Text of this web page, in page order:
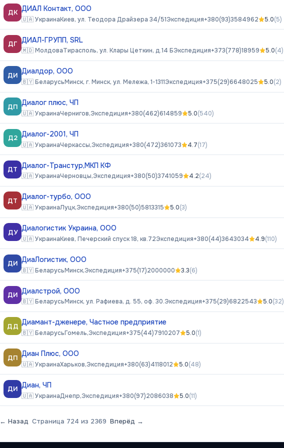
ДК ДИАЛ Контакт, ООО
🇺🇦УкраинаКиев, ул. Теодора Драйзера 34/51Экспедиция+380(93)3584962 5.0(5)
ДГ ДИАЛ-ГРУПП, SRL
🇲🇩МолдоваТирасполь, ул. Клары Цеткин, д.14 БЭкспедиция+373(778)18959 5.0(4)
ДИ Диалдор, ООО
🇧🇾БеларусьМинск, г. Минск, ул. Мележа, 1-1311Экспедиция+375(29)6648025 5.0(2)
ДП Диалог плюс, ЧП
🇺🇦УкраинаЧернигов,Экспедиция+380(462)614859 5.0(540)
Д2 Диалог-2001, ЧП
🇺🇦УкраинаЧеркассы,Экспедиция+380(472)361073 4.7(17)
ДТ Диалог-Транстур,МКП КФ
🇺🇦УкраинаЧерновцы,Экспедиция+380(50)3741059 4.2(24)
ДТ Диалог-турбо, ООО
🇺🇦УкраинаЛуцк,Экспедиция+380(50)5813315 5.0(3)
ДУ Диалогистик Украина, ООО
🇺🇦УкраинаКиев, Печерский спуск 18, кв.72Экспедиция+380(44)3643034 4.9(110)
ДИ ДиаЛогистик, ООО
🇧🇾БеларусьМинск,Экспедиция+375(17)2000000 3.3(6)
ДИ Диалстрой, ООО
🇧🇾БеларусьМинск, ул. Рафиева, д. 55, оф. 30.Экспедиция+375(29)6822543 5.0(32)
ДД Диамант-дженере, Частное предприятие
🇧🇾БеларусьГомель,Экспедиция+375(44)7910207 5.0(1)
ДП Диан Плюс, ООО
🇺🇦УкраинаХарьков,Экспедиция+380(63)4118012 5.0(48)
ДИ Диан, ЧП
🇺🇦УкраинаДнепр,Экспедиция+380(97)2086038 5.0(11)
← Назад Страница 724 из 2369 Вперёд →